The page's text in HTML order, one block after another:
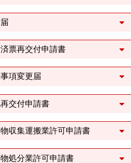
票再交付申請書
項変更届
交付申請書
収集運搬業許可申請書
処分業許可申請書